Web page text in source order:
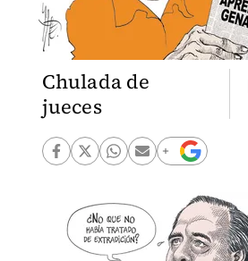
Chulada de
jueces